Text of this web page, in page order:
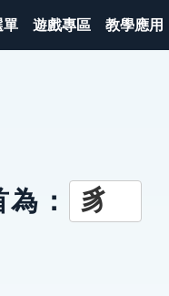
單 遊戲專區 教學應用
： 豸